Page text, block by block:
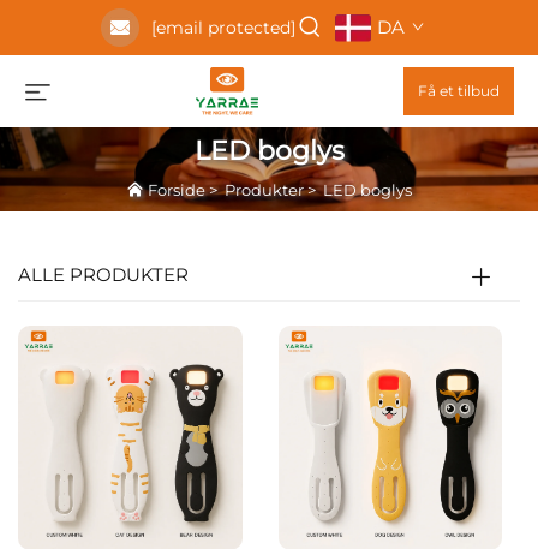
[email protected] DA
Få et tilbud
LED boglys
Forside>Produkter>LED boglys
ALLE PRODUKTER